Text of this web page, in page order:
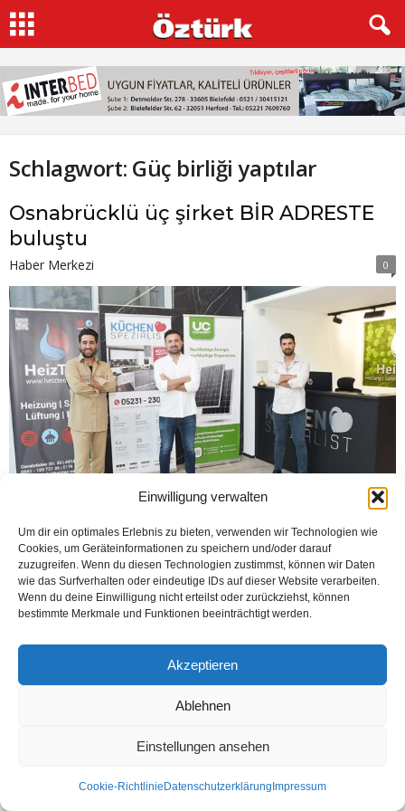
Einwilligung verwalten
Um dir ein optimales Erlebnis zu bieten, verwenden wir Technologien wie
Cookies, um Geräteinformationen zu speichern und/oder darauf
zuzugreifen. Wenn du diesen Technologien zustimmst, können wir Daten
wie das Surfverhalten oder eindeutige IDs auf dieser Website verarbeiten.
Wenn du deine Einwilligung nicht erteilst oder zurückziehst, können
bestimmte Merkmale und Funktionen beeinträchtigt werden.
Akzeptieren
Ablehnen
Einstellungen ansehen
Cookie-Richtlinie Datenschutzerklärung Impressum
Schlagwort: Güç birliği yaptılar
Osnabrücklü üç şirket BİR ADRESTE
buluştu
Haber Merkezi 0
BISSENDORF (Öztürk) Osnabrücklü genç müteşebbis Caner Çifci,
Osnabrücker Straße 33, 49143 Bissendorf adresinde bulunan 800 metrekarelik
kullanım alanı olan binada, değişik sektörlerde ticaret yapan arkadaşlarını...
Weiterlesen
Datenschutzerklärung